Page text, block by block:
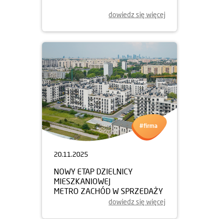
dowiedz się więcej
20.11.2025
NOWY ETAP DZIELNICY
MIESZKANIOWEJ
METRO ZACHÓD W SPRZEDAŻY
dowiedz się więcej